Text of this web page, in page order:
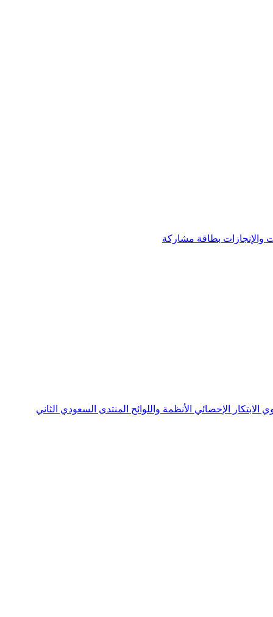
والإنجازات بطاقة مشاركة
الابتكار الإحصائي الأنظمة واللوائح المنتدى السعودي الثاني